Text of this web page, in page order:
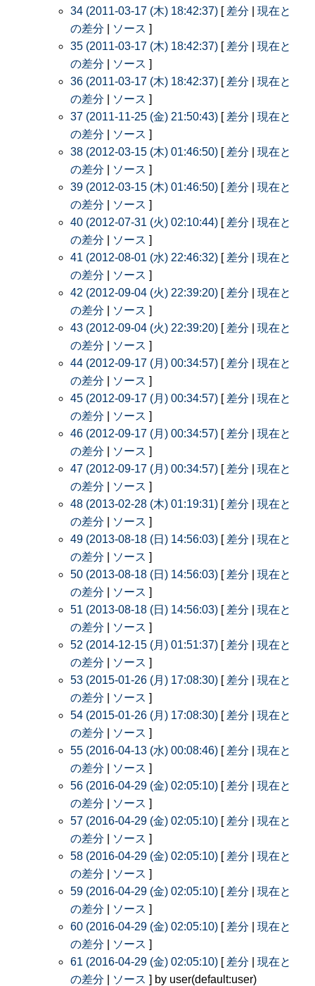
34 (2011-03-17 (木) 18:42:37) [ 差分
現在と
の差分
ソース ]
35 (2011-03-17 (木) 18:42:37) [ 差分
現在と
の差分
ソース ]
36 (2011-03-17 (木) 18:42:37) [ 差分
現在と
の差分
ソース ]
37 (2011-11-25 (金) 21:50:43) [ 差分
現在と
の差分
ソース ]
38 (2012-03-15 (木) 01:46:50) [ 差分
現在と
の差分
ソース ]
39 (2012-03-15 (木) 01:46:50) [ 差分
現在と
の差分
ソース ]
40 (2012-07-31 (火) 02:10:44) [ 差分
現在と
の差分
ソース ]
41 (2012-08-01 (水) 22:46:32) [ 差分
現在と
の差分
ソース ]
42 (2012-09-04 (火) 22:39:20) [ 差分
現在と
の差分
ソース ]
43 (2012-09-04 (火) 22:39:20) [ 差分
現在と
の差分
ソース ]
44 (2012-09-17 (月) 00:34:57) [ 差分
現在と
の差分
ソース ]
45 (2012-09-17 (月) 00:34:57) [ 差分
現在と
の差分
ソース ]
46 (2012-09-17 (月) 00:34:57) [ 差分
現在と
の差分
ソース ]
47 (2012-09-17 (月) 00:34:57) [ 差分
現在と
の差分
ソース ]
48 (2013-02-28 (木) 01:19:31) [ 差分
現在と
の差分
ソース ]
49 (2013-08-18 (日) 14:56:03) [ 差分
現在と
の差分
ソース ]
50 (2013-08-18 (日) 14:56:03) [ 差分
現在と
の差分
ソース ]
51 (2013-08-18 (日) 14:56:03) [ 差分
現在と
の差分
ソース ]
52 (2014-12-15 (月) 01:51:37) [ 差分
現在と
の差分
ソース ]
53 (2015-01-26 (月) 17:08:30) [ 差分
現在と
の差分
ソース ]
54 (2015-01-26 (月) 17:08:30) [ 差分
現在と
の差分
ソース ]
55 (2016-04-13 (水) 00:08:46) [ 差分
現在と
の差分
ソース ]
56 (2016-04-29 (金) 02:05:10) [ 差分
現在と
の差分
ソース ]
57 (2016-04-29 (金) 02:05:10) [ 差分
現在と
の差分
ソース ]
58 (2016-04-29 (金) 02:05:10) [ 差分
現在と
の差分
ソース ]
59 (2016-04-29 (金) 02:05:10) [ 差分
現在と
の差分
ソース ]
60 (2016-04-29 (金) 02:05:10) [ 差分
現在と
の差分
ソース ]
61 (2016-04-29 (金) 02:05:10) [ 差分
現在と
の差分
ソース ] by user(default:user)